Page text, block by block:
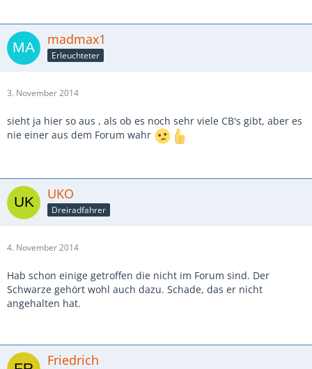
madmax1
Erleuchteter
3. November 2014
sieht ja hier so aus , als ob es noch sehr viele CB's gibt, aber es
nie einer aus dem Forum wahr
UKO
Dreiradfahrer
4. November 2014
Hab schon einige getroffen die nicht im Forum sind. Der
Schwarze gehört wohl auch dazu. Schade, das er nicht
angehalten hat.
Friedrich